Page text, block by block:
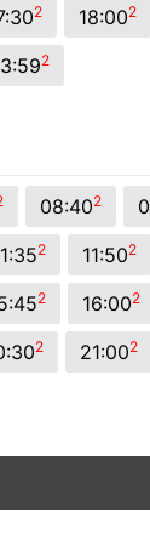
2 18:002
2
08:402
2 11:502
2 16:002
2 21:002